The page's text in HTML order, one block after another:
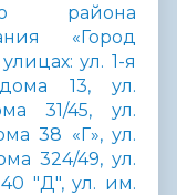
района
«Город
ул. 1-я
13, ул.
31/45, ул.
38 «Г», ул.
324/49, ул.
"Д", ул. им.